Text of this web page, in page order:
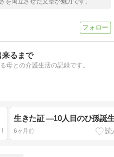
来るまで
母との介護生活の記録です。
生きた証 ―10人目のひ孫誕
6ヶ月前